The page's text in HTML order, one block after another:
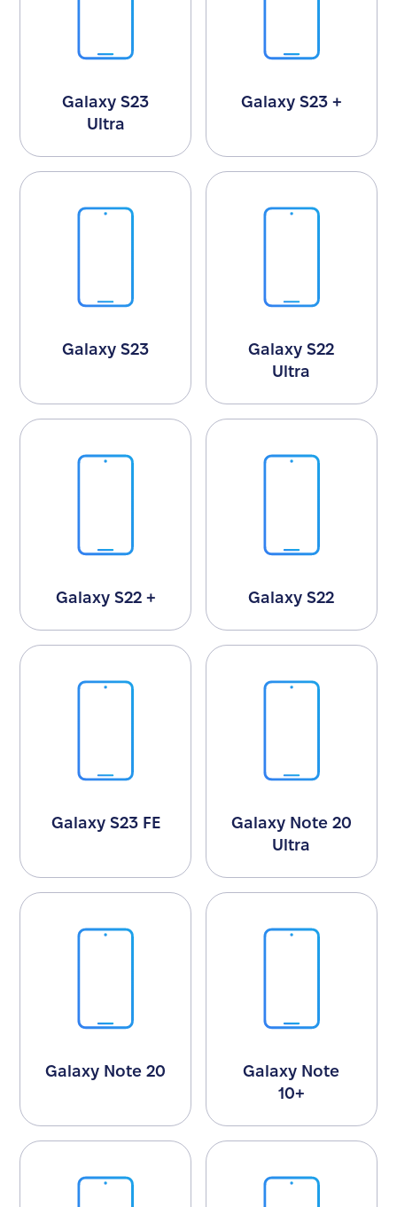
Galaxy S23
Ultra
Galaxy S23 +
Galaxy S23
Galaxy S22
Ultra
Galaxy S22 + Galaxy S22
Galaxy S23 FE
Galaxy Note 20
Ultra
Galaxy Note 20
Galaxy Note
10+